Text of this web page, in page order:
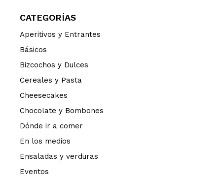
CATEGORÍAS
Aperitivos y Entrantes
Básicos
Bizcochos y Dulces
Cereales y Pasta
Cheesecakes
Chocolate y Bombones
Dónde ir a comer
En los medios
Ensaladas y verduras
Eventos